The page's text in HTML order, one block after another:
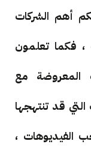
أهم الشركات
، فكما تعلمون
المعروضة مع
قد تنتهجها
الفيديوهات ،